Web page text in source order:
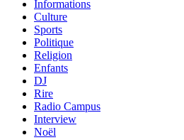
Informations
Culture
Sports
Politique
Religion
Enfants
DJ
Rire
Radio Campus
Interview
Noël